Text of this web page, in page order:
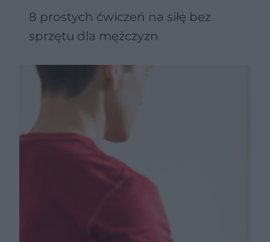
8 prostych ćwiczeń na siłę bez
sprzętu dla mężczyzn